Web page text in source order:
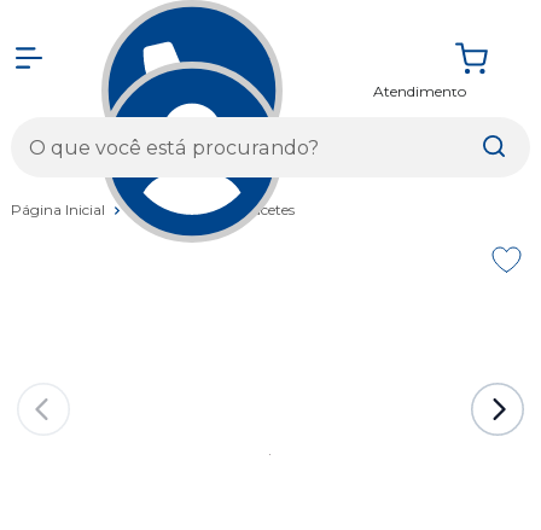
Atendimento
Página Inicial Vestuários Capacetes